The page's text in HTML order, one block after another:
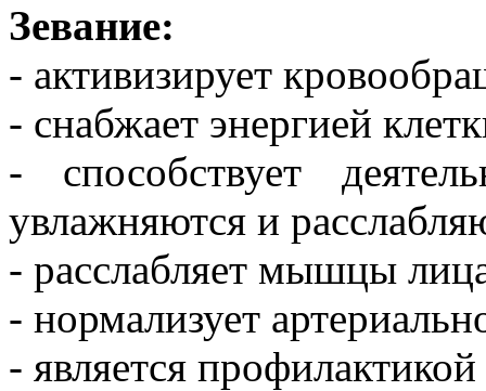
Зевание:
- активизирует
- снабжает энергией
- способствует
увлажняются и
- расслабляет мышцы
- нормализует
- является